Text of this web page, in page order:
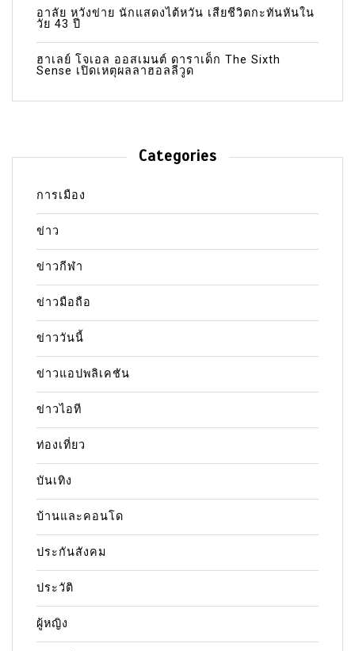
อาลัย หวังข่าย นักแสดงไต้หวัน เสียชีวิตกะทันหันใน
วัย 43 ปี
ฮาเลย์ โจเอล ออสเมนต์ ดาราเด็ก The Sixth
Sense เปิดเหตุผลลาฮอลลีวูด
Categories
การเมือง
ข่าว
ข่าวกีฬา
ข่าวมือถือ
ข่าววันนี้
ข่าวแอปพลิเคชัน
ข่าวไอที
ท่องเที่ยว
บันเทิง
บ้านและคอนโด
ประกันสังคม
ประวัติ
ผู้หญิง